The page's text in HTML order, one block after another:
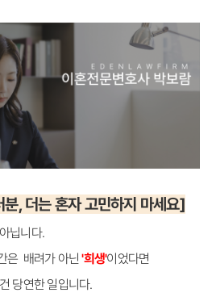
, 더는 혼자 고민하지 마세요]
닙니다.
은 배려가 아닌'희생'이었다면
당연한 일입니다.